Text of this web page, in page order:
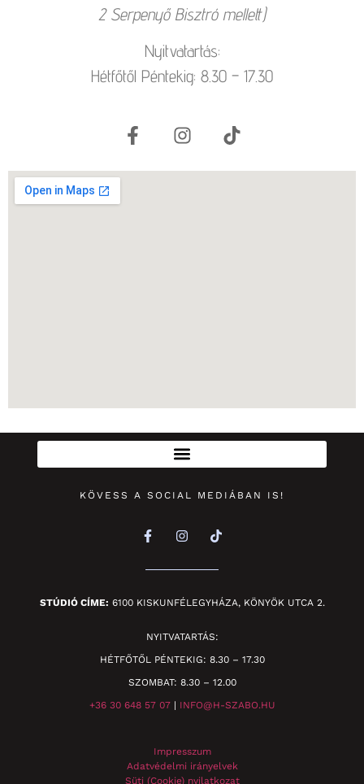
2 Serpenyő Bisztró mellett)
Nyitvatartás:
Hétfőtől Péntekig: 8.30 – 17.30
KÖVESS A SOCIAL MEDIÁBAN IS!
STÚDIÓ CÍME: 6100 KISKUNFÉLEGYHÁZA, KÖNYÖK UTCA 2.
NYITVATARTÁS:
HÉTFŐTŐL PÉNTEKIG: 8.30 – 17.30
SZOMBAT: 8.30 – 12.00
+36 30 648 57 07| INFO@H-SZABO.HU
Impresszum
Adatvédelmi irányelvek
Süti (Cookie) nyilatkozat